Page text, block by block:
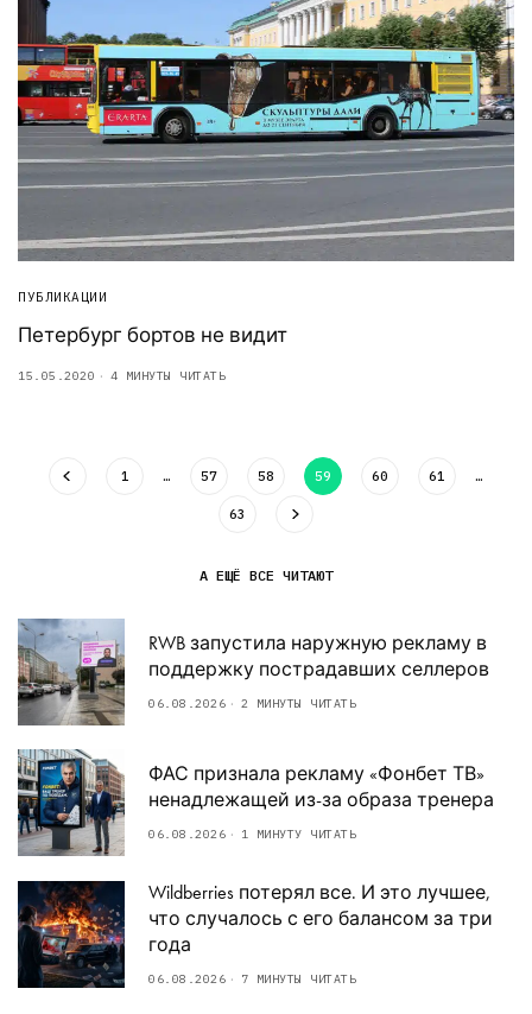
ПУБЛИКАЦИИ
Петербург бортов не видит
15.05.2020 4 МИНУТЫ ЧИТАТЬ
1 … 57 58 59 60 61 …
63
А ЕЩЁ ВСЕ ЧИТАЮТ
RWB запустила наружную рекламу в
поддержку пострадавших селлеров
06.08.2026 2 МИНУТЫ ЧИТАТЬ
ФАС признала рекламу «Фонбет ТВ»
ненадлежащей из-за образа тренера
06.08.2026 1 МИНУТУ ЧИТАТЬ
Wildberries потерял все. И это лучшее,
что случалось с его балансом за три
года
06.08.2026 7 МИНУТЫ ЧИТАТЬ